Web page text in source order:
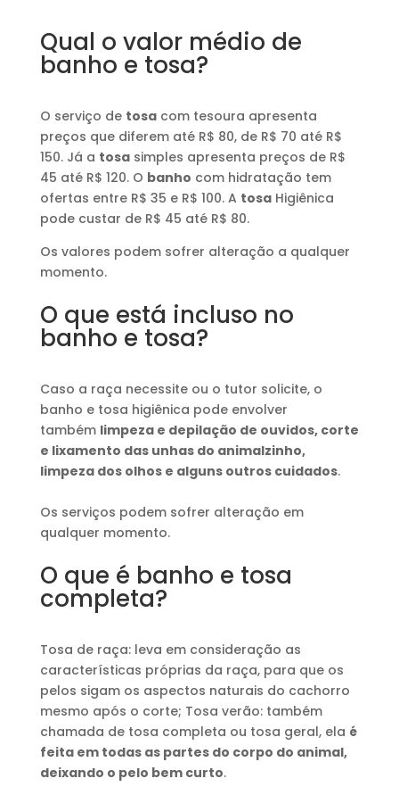
Qual o valor médio de
banho e tosa?
O serviço de tosacom tesoura apresenta
preços que diferem até R$ 80, de R$ 70 até R$
150. Já a tosasimples apresenta preços de R$
45 até R$ 120. O banho com hidratação tem
ofertas entre R$ 35 e R$ 100. A tosaHigiênica
pode custar de R$ 45 até R$ 80.
Os valores podem sofrer alteração a qualquer
momento.
O que está incluso no
banho e tosa?
Caso a raça necessite ou o tutor solicite, o
banho e tosa higiênica pode envolver
também limpeza e depilação de ouvidos, corte
e lixamento das unhas do animalzinho,
limpeza dos olhos e alguns outros cuidados.
Os serviços podem sofrer alteração em
qualquer momento.
O que é banho e tosa
completa?
Tosa de raça: leva em consideração as
características próprias da raça, para que os
pelos sigam os aspectos naturais do cachorro
mesmo após o corte; Tosa verão: também
chamada de tosa completa ou tosa geral, ela é
feita em todas as partes do corpo do animal,
deixando o pelo bem curto.